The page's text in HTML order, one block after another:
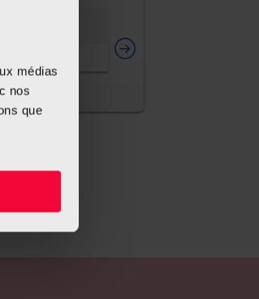
médias
nos
que